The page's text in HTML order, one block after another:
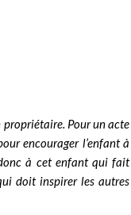
propriétaire. Pour un acte
encourager l’enfant à
à cet enfant qui fait
doit inspirer les autres